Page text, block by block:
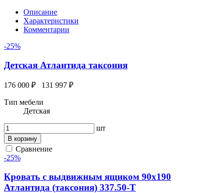
Описание
Характеристики
Комментарии
-25%
Детская Атлантида таксония
176 000 ₽ 131 997 ₽
Тип мебели
Детская
шт
В корзину
Сравнение
-25%
Кровать с выдвижным ящиком 90х190
Атлантида (таксония) 337.50-T